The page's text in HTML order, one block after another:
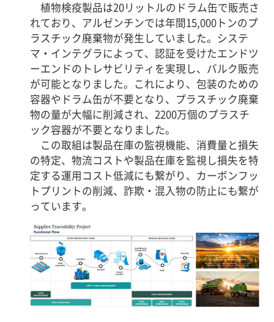
植物検疫製品は20リットルのドラム缶で販売さ
れており、アルゼンチンでは年間15,000トンのプ
ラスチック廃棄物が発生していました。システ
マ・インテグラによって、認証を受けたエンドツ
ーエンドのトレサビリティを実現し、バルク販売
が可能となりました。これにより、包装のための
容器やドラム缶が不要となり、プラスチック廃棄
物の量が大幅に削減され、2200万個のプラスチ
ック容器が不要となりました。
この取組は製品在庫の監視機能、消費量と損失
の特定、物流コストや製品在庫を監視し損失を特
定する運用コスト低減にも繋がり、カーボンフッ
トプリントの削減、詐欺・混入物の防止にも繋が
っています。